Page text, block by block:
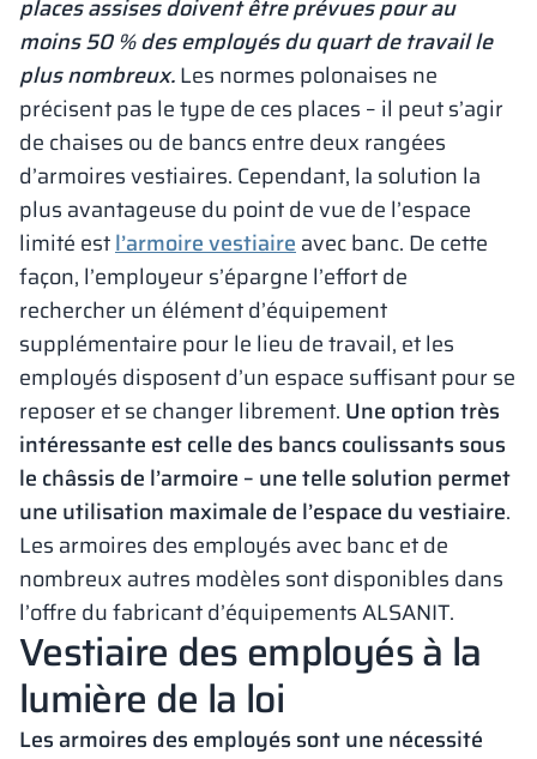
places assises doivent être prévues pour au
moins 50 % des employés du quart de travail le
plus nombreux.Les normes polonaises ne
précisent pas le type de ces places – il peut s’agir
de chaises ou de bancs entre deux rangées
d’armoires vestiaires. Cependant, la solution la
plus avantageuse du point de vue de l’espace
limité estl’armoire vestiaireavec banc. De cette
façon, l’employeur s’épargne l’effort de
rechercher un élément d’équipement
supplémentaire pour le lieu de travail, et les
employés disposent d’un espace suffisant pour se
reposer et se changer librement. Une option très
intéressante est celle des bancs coulissants sous
le châssis de l’armoire – une telle solution permet
une utilisation maximale de l’espace du vestiaire.
Les armoires des employés avec banc et de
nombreux autres modèles sont disponibles dans
l’offre du fabricant d’équipements ALSANIT.
Vestiaire des employés à la
lumière de la loi
Les armoires des employés sont une nécessité